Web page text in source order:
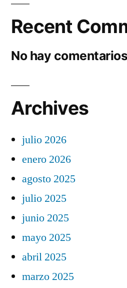
Recent
No hay
Archives
julio 2026
enero 2026
agosto 2025
julio 2025
junio 2025
mayo 2025
abril 2025
marzo 2025